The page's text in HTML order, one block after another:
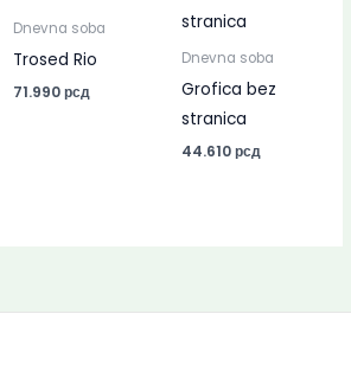
Dnevna soba
Trosed Rio
71.990рсд
Dnevna soba
Grofica bez
stranica
44.610рсд